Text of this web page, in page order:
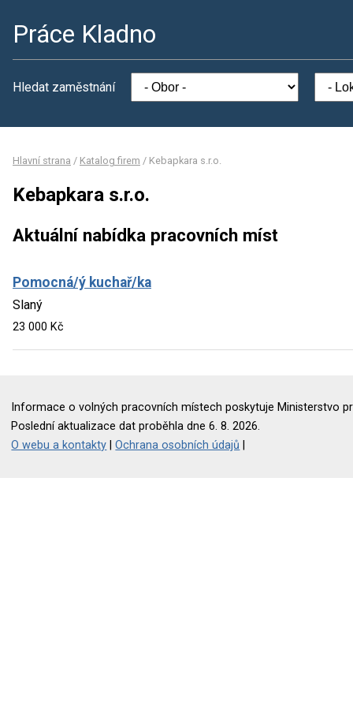
Práce Kladno
Hledat zaměstnání
Hlavní strana / Katalog firem / Kebapkara s.r.o.
Kebapkara s.r.o.
Aktuální nabídka pracovních míst
Pomocná/ý kuchař/ka
Slaný
23 000 Kč
Informace o volných pracovních místech poskytuje Ministerstvo
Poslední aktualizace dat proběhla dne 6. 8. 2026.
O webu a kontakty |Ochrana osobních údajů